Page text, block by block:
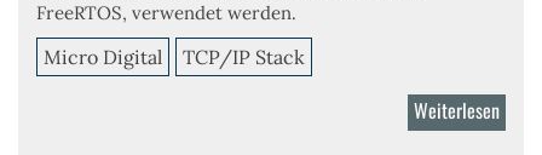
FreeRTOS, verwendet werden.
Micro Digital TCP/IP Stack
Weiterlesen
TCP/